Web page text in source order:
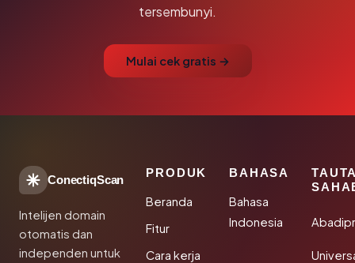
tersembunyi.
Mulai cek gratis →
ConectiqScan
Intelijen domain
otomatis dan
independen untuk
PRODUK
Beranda
Fitur
Cara kerja
BAHASA
Bahasa
Indonesia